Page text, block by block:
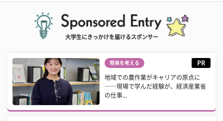
大学生にきっかけを届けるスポンサー
将来を考える PR
地域での農作業がキャリアの原点に
──現場で学んだ経験が、経済産業省
の仕事...